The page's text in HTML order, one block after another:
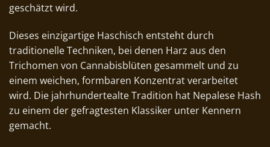
geschätzt wird.
Dieses einzigartige Haschisch entsteht durch
traditionelle Techniken, bei denen Harz aus den
Trichomen von Cannabisblüten gesammelt und zu
einem weichen, formbaren Konzentrat verarbeitet
wird. Die jahrhundertealte Tradition hat Nepalese Hash
zu einem der gefragtesten Klassiker unter Kennern
gemacht.